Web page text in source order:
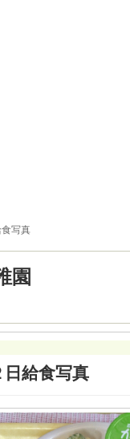
食写真
園
日給食写真